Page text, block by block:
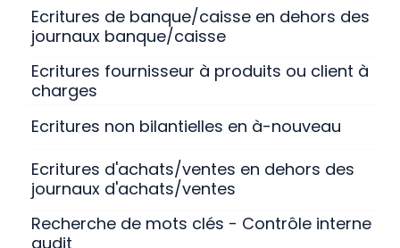
Ecritures de banque/caisse en dehors des
journaux banque/caisse
Ecritures fournisseur à produits ou client à
charges
Ecritures non bilantielles en à-nouveau
Ecritures d'achats/ventes en dehors des
journaux d'achats/ventes
Recherche de mots clés - Contrôle interne et
audit